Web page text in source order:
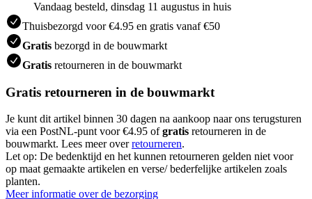
Vandaag besteld, dinsdag 11 augustus in huis
Thuisbezorgd voor €4.95 en gratis vanaf €50
Gratis bezorgd in de bouwmarkt
Gratis retourneren in de bouwmarkt
Gratis retourneren in de bouwmarkt
Je kunt dit artikel binnen 30 dagen na aankoop naar ons terugsturen
via een PostNL-punt voor €4.95 ofgratis retourneren in de
bouwmarkt. Lees meer overretourneren.
Let op: De bedenktijd en het kunnen retourneren gelden niet voor
op maat gemaakte artikelen en verse/ bederfelijke artikelen zoals
planten.
Meer informatie over de bezorging